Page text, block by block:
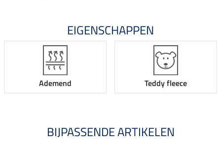
EIGENSCHAPPEN
Ademend Teddy fleece
BIJPASSENDE ARTIKELEN